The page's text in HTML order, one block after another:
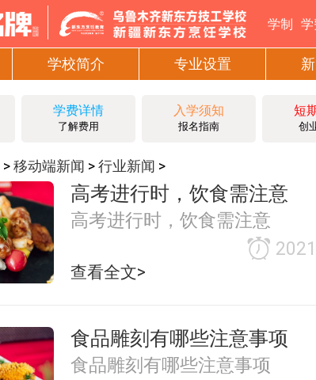
学制
学校简介 专业设置
学费详情
了解费用
入学须知
报名指南
短
创
> 移动端新闻 > 行业新闻 >
高考进行时，饮食需注意
高考进行时，饮食需注意
查看全文>
食品雕刻有哪些注意事项
食品雕刻有哪些注意事项